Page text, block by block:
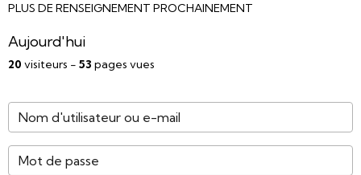
PLUS DE RENSEIGNEMENT PROCHAINEMENT
Aujourd'hui
20 visiteurs - 53 pages vues